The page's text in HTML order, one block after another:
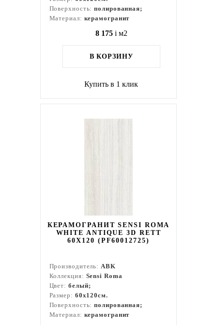
Поверхность:полированная;
Материал: керамогранит
8 175 i м2
В КОРЗИНУ
Купить в 1 клик
КЕРАМОГРАНИТ SENSI ROMA
WHITE ANTIQUE 3D RETT
60X120 (PF60012725)
Производитель:ABK
Коллекция: Sensi Roma
Цвет: белый;
Размер: 60x120см.
Поверхность:полированная;
Материал: керамогранит